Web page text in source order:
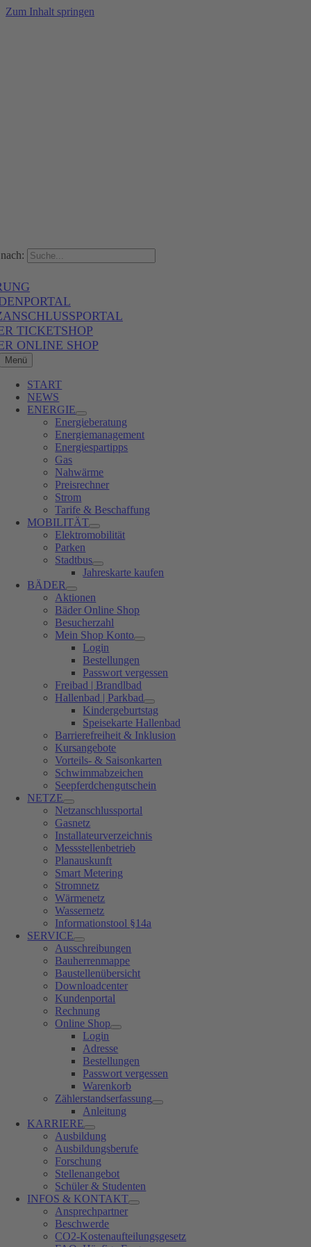
Zum Inhalt springen
TICKETSHOP
ONLINE SHOP
Menü
START
NEWS
ENERGIE
Energieberatung
Energiemanagement
Energiespartipps
Gas
Nahwärme
Preisrechner
Strom
Tarife & Beschaffung
MOBILITÄT
Elektromobilität
Parken
Stadtbus
Jahreskarte kaufen
BÄDER
Aktionen
Bäder Online Shop
Besucherzahl
Mein Shop Konto
Login
Bestellungen
Passwort vergessen
Freibad | Brandlbad
Hallenbad | Parkbad
Kindergeburtstag
Speisekarte Hallenbad
Barrierefreiheit & Inklusion
Kursangebote
Vorteils- & Saisonkarten
Schwimmabzeichen
Seepferdchengutschein
NETZE
Netzanschlussportal
Gasnetz
Installateurverzeichnis
Messstellenbetrieb
Planauskunft
Smart Metering
Stromnetz
Wärmenetz
Wassernetz
Informationstool §14a
SERVICE
Ausschreibungen
Bauherrenmappe
Baustellenübersicht
Downloadcenter
Kundenportal
Rechnung
Online Shop
Login
Adresse
Bestellungen
Passwort vergessen
Warenkorb
Zählerstandserfassung
Anleitung
KARRIERE
Ausbildung
Ausbildungsberufe
Forschung
Stellenangebot
Schüler & Studenten
INFOS & KONTAKT
Ansprechpartner
Beschwerde
CO2-Kostenaufteilungsgesetz